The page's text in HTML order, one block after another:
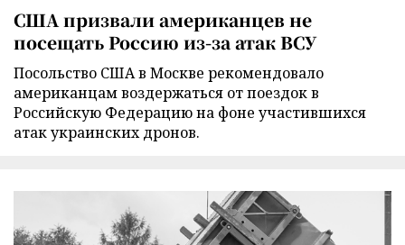
США призвали американцев не
посещать Россию из-за атак ВСУ
Посольство США в Москве рекомендовало
американцам воздержаться от поездок в
Российскую Федерацию на фоне участившихся
атак украинских дронов.